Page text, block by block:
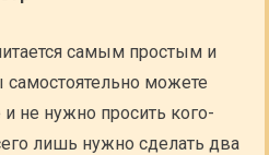
самым простым и
можете
не нужно просить кого-
лишь нужно сделать два